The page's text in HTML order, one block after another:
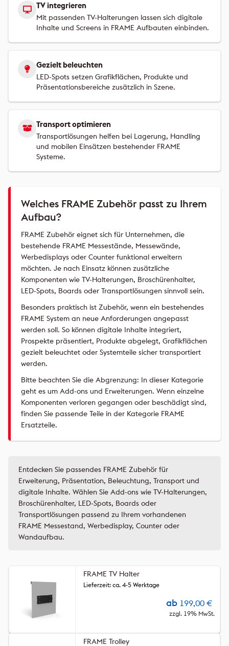
TV integrieren
Mit passenden TV-Halterungen lassen sich digitale
Inhalte und Screens in FRAME Aufbauten einbinden.
Gezielt beleuchten
LED-Spots setzen Grafikflächen, Produkte und
Präsentationsbereiche zusätzlich in Szene.
Transport optimieren
Transportlösungen helfen bei Lagerung, Handling
und mobilen Einsätzen bestehender FRAME
Systeme.
Welches FRAME Zubehör passt zu Ihrem
Aufbau?
FRAME Zubehör eignet sich für Unternehmen, die
bestehende FRAME Messestände, Messewände,
Werbedisplays oder Counter funktional erweitern
möchten. Je nach Einsatz können zusätzliche
Komponenten wie TV-Halterungen, Broschürenhalter,
LED-Spots, Boards oder Transportlösungen sinnvoll sein.
Besonders praktisch ist Zubehör, wenn ein bestehendes
FRAME System an neue Anforderungen angepasst
werden soll. So können digitale Inhalte integriert,
Prospekte präsentiert, Produkte abgelegt, Grafikflächen
gezielt beleuchtet oder Systemteile sicher transportiert
werden.
Bitte beachten Sie die Abgrenzung: In dieser Kategorie
geht es um Add-ons und Erweiterungen. Wenn einzelne
Komponenten verloren gegangen oder beschädigt sind,
finden Sie passende Teile in der Kategorie FRAME
Ersatzteile.
Entdecken Sie passendes FRAME Zubehör für
Erweiterung, Präsentation, Beleuchtung, Transport und
digitale Inhalte. Wählen Sie Add-ons wie TV-Halterungen,
Broschürenhalter, LED-Spots, Boards oder
Transportlösungen passend zu Ihrem vorhandenen
FRAME Messestand, Werbedisplay, Counter oder
Wandaufbau.
FRAME TV Halter
ab 199,00 €
zzgl. 19% MwSt.
Lieferzeit: ca. 4-5 Werktage
FRAME Trolley